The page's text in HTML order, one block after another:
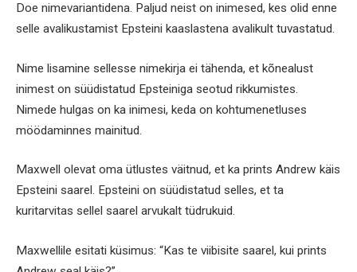
Doe nimevariantidena. Paljud neist on inimesed, kes olid enne
selle avalikustamist Epsteini kaaslastena avalikult tuvastatud.
Nime lisamine sellesse nimekirja ei tähenda, et kõnealust
inimest on süüdistatud Epsteiniga seotud rikkumistes.
Nimede hulgas on ka inimesi, keda on kohtumenetluses
möödaminnes mainitud.
Maxwell olevat oma ütlustes väitnud, et ka prints Andrew käis
Epsteini saarel. Epsteini on süüdistatud selles, et ta
kuritarvitas sellel saarel arvukalt tüdrukuid.
Maxwellile esitati küsimus: “Kas te viibisite saarel, kui prints